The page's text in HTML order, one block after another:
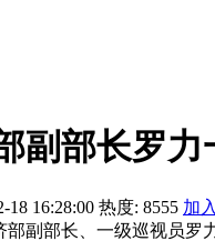
副部长罗
18 16:28:00 热度: 8555 加
部副部长、一级巡视员